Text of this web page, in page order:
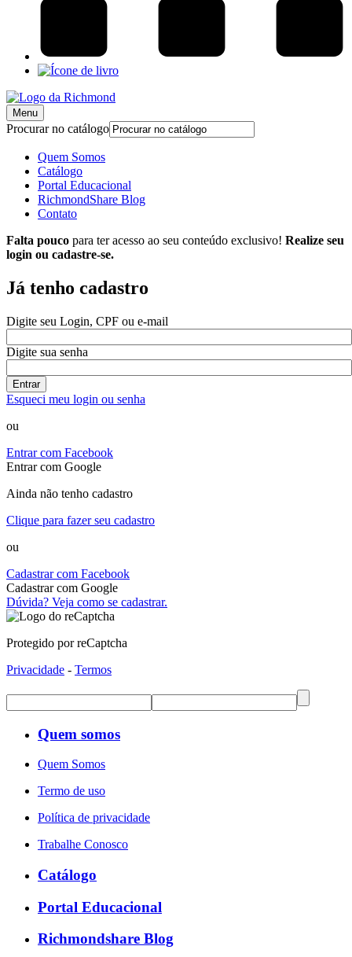
Menu
Procurar no catálogo
Quem Somos
Catálogo
Portal Educacional
RichmondShare Blog
Contato
Falta pouco para ter acesso ao seu conteúdo exclusivo! Realize seu
login ou cadastre-se.
Já tenho cadastro
Digite seu Login, CPF ou e-mail
Digite sua senha
Entrar
Esqueci meu login ou senha
ou
Entrar com Facebook
Entrar com Google
Ainda não tenho cadastro
Clique para fazer seu cadastro
ou
Cadastrar com Facebook
Cadastrar com Google
Dúvida? Veja como se cadastrar.
Protegido por reCaptcha
Privacidade - Termos
Quem somos
Quem Somos
Termo de uso
Política de privacidade
Trabalhe Conosco
Catálogo
Portal Educacional
Richmondshare Blog